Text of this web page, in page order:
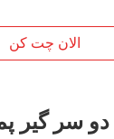
الان چت کن
سر گیر